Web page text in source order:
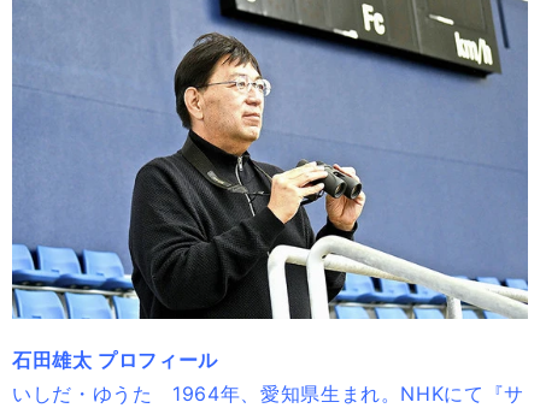
石田雄太 プロフィール
いしだ・ゆうた 1964年、愛知県生まれ。NHKにて『サ